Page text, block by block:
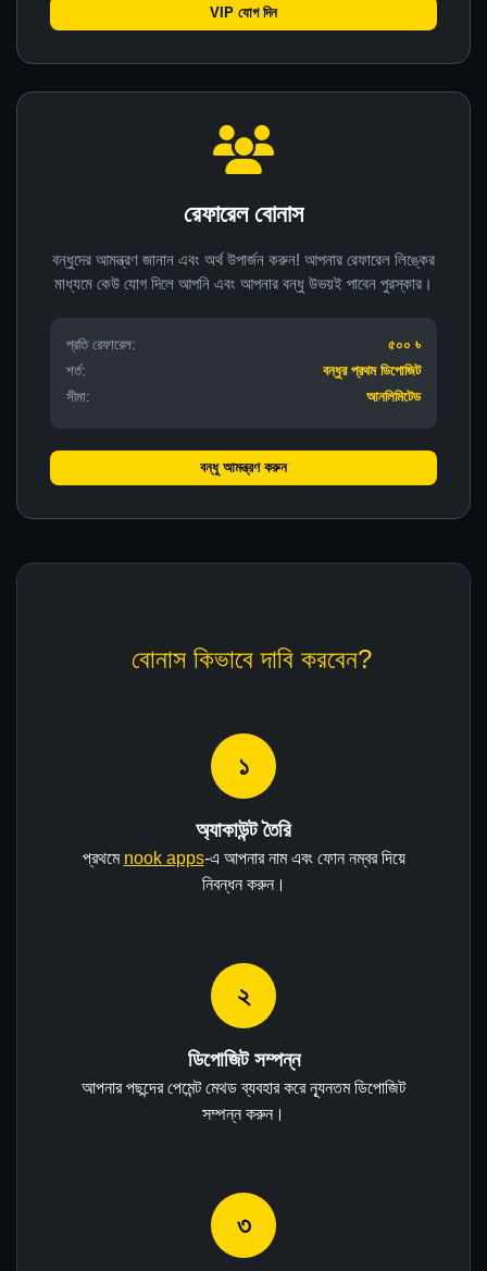
VIP যোগ দিন
রেফারেল বোনাস
বন্ধুদের আমন্ত্রণ জানান এবং অর্থ উপার্জন করুন! আপনার রেফারেল লিঙ্কের
মাধ্যমে কেউ যোগ দিলে আপনি এবং আপনার বন্ধু উভয়ই পাবেন পুরস্কার।
প্রতি রেফারেল:
৫০০ ৳
শর্ত:
বন্ধুর প্রথম ডিপোজিট
সীমা:
আনলিমিটেড
বন্ধু আমন্ত্রণ করুন
বোনাস কিভাবে দাবি করবেন?
১
অ্যাকাউন্ট তৈরি
প্রথমে nook apps-এ আপনার নাম এবং ফোন নম্বর দিয়ে
নিবন্ধন করুন।
২
ডিপোজিট সম্পন্ন
আপনার পছন্দের পেমেন্ট মেথড ব্যবহার করে ন্যূনতম ডিপোজিট
সম্পন্ন করুন।
৩